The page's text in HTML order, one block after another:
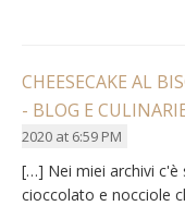
CHEESECAKE AL
- BLOG E
2020 at 6:59 PM
[…] Nei miei archivi c'è
cioccolato e nocciole